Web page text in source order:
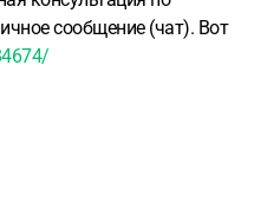
сообщение (чат). Вот